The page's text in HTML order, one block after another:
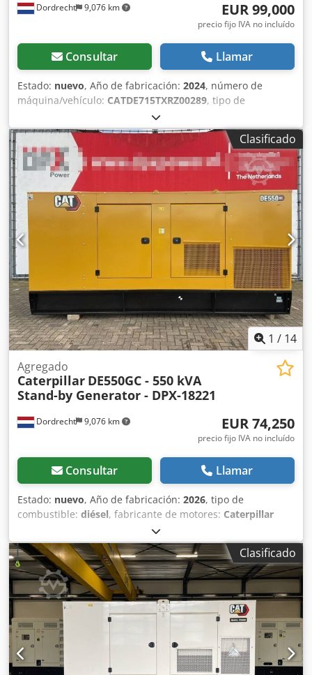
Dordrecht 9,076 km EUR 99,000
precio fijo IVA no incluído
Consultar Llamar
Estado: nuevo, Año de fabricación: 2024, número de
máquina/vehículo: CATDE715TXRZ00289, tipo de
, fabricante de motores:
C15, Propósito de uso: Construcción Peso en vacío: 4.832 kg
Potencia del generador: 715 kVA Dimensiones del
compartimiento de carga: 499 x 187 x 229 cm Marcado CE:
sí Capacidad del tanque de agua: 910 l País de fabricación:
CN Póngase en contacto con el equipo de DPX para más
información. = Más opciones y accesorios = Dedpoxvk H
Refx Ag Rskr - Batería - Panel de control - Techo de acero -
Cisterna
Clasificado
1 / 14
Dordrecht 9,076 km
Agregado
Caterpillar DE550GC - 550 kVA
Stand-by Generator - DPX-18221
EUR 74,250
precio fijo IVA no incluído
Consultar Llamar
Estado: nuevo, Año de fabricación: 2026, tipo de
combustible: diésel, fabricante de motores: Caterpillar
, Uso previsto: construcción Peso en vacío: 3886 kg
Potencia del generador: 550 kVA Dimensiones de la zona
de carga: 477 x 163 x 236 cm Marcado CE: sí Dkodoxvk
Hwepfx Ag Rsr Condiciones de entrega: EXW Capacidad del
depósito de agua: 721 l País de fabricación: CN Para
obtener más información, póngase en contacto con el
equipo de DPX. = Opciones y accesorios adicionales = -
Batería - Panel de control - Techo de acero - Cisterna
Clasificado